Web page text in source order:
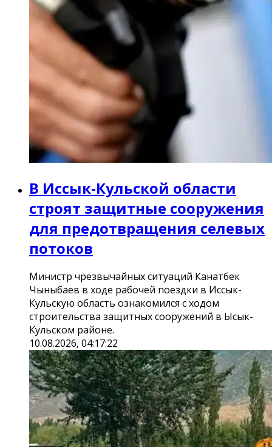
В Иссык-Кульской области
строят защитные сооружения
для предотвращения селевых
потоков
Министр чрезвычайных ситуаций Канатбек
Чыныбаев в ходе рабочей поездки в Иссык-
Кульскую область ознакомился с ходом
строительства защитных сооружений в Ысык-
Кульском районе.
10.08.2026, 04:17:22